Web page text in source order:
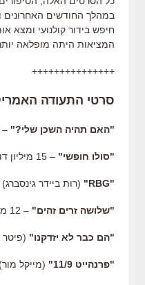
במהלך החודשים האחרונים
חיפש בידור קולנועי ומצא
המציאות היתה מופלאה
+++++++++++++++
סרטי התעודה
"האם תהיה השכן שלי?"
–
"סולו חופשי"
–
15 מיליון
"
RBG
"
(רות ביידר גינסברג
"שלושה זרים זהים"
–
12
"הם כבר לא יזדקנו"
(פיטר
"פרנהייט 11/9
"
(מייקל מור